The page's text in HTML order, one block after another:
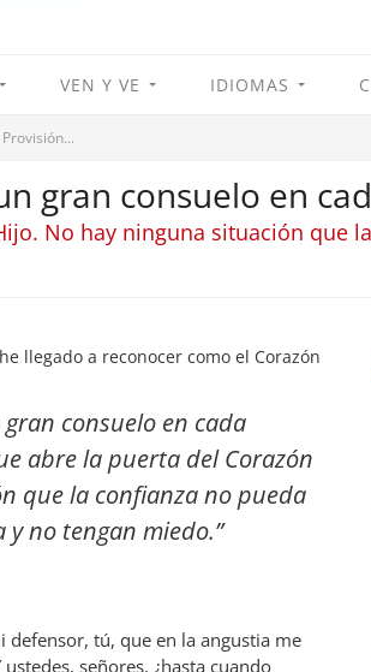
VEN Y VE IDIOMAS
gran consuelo en
No hay ninguna situación que
llegado a reconocer como el Corazón
consuelo en cada
abre la puerta del Corazón
que la confianza no pueda
y no tengan miedo.”
defensor, tú, que en la angustia me
señores, ¿hasta cuando